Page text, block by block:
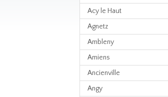
Acy le Haut
Agnetz
Ambleny
Amiens
Ancienville
Angy